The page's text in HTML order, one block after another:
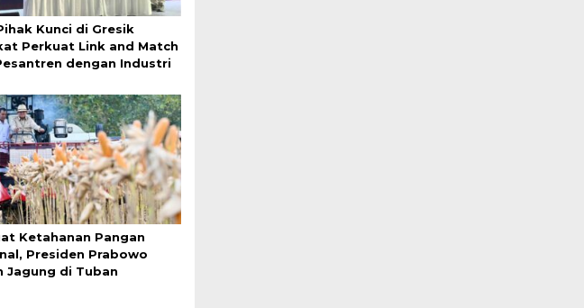
Kunci di Gresik
Perkuat Link and Match
dengan Industri
Ketahanan Pangan
Presiden Prabowo
Jagung di Tuban